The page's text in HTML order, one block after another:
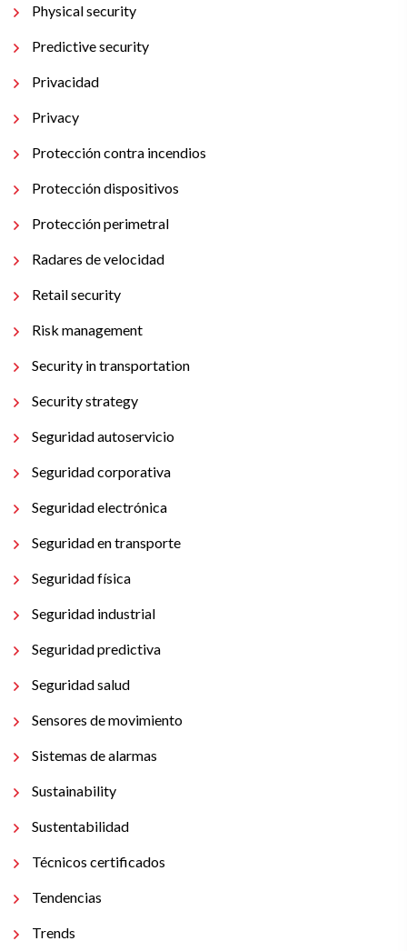
Physical security
Predictive security
Privacidad
Privacy
Protección contra incendios
Protección dispositivos
Protección perimetral
Radares de velocidad
Retail security
Risk management
Security in transportation
Security strategy
Seguridad autoservicio
Seguridad corporativa
Seguridad electrónica
Seguridad en transporte
Seguridad física
Seguridad industrial
Seguridad predictiva
Seguridad salud
Sensores de movimiento
Sistemas de alarmas
Sustainability
Sustentabilidad
Técnicos certificados
Tendencias
Trends